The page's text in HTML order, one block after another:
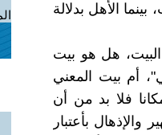
الأهل بدلالة
البيت، هل هو بيت
أم بيت المعني
فلا بد من أن
بأعتبار